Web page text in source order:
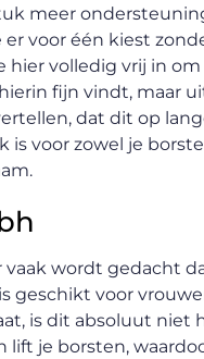
meer
voor één kiest
hier volledig vrij in om
fijn vindt, maar
dat dit op
is voor zowel je
vaak wordt gedacht
geschikt voor
is dit absoluut niet
lift je borsten,